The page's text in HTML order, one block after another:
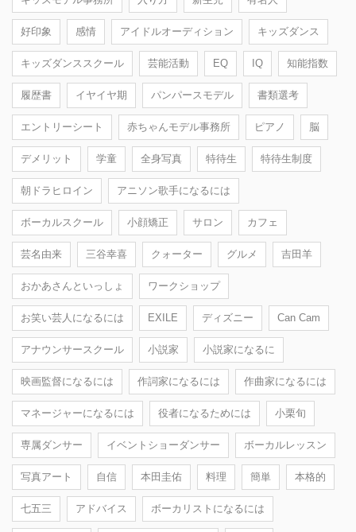
好印象 感情 アイドルオーディション キッズダンス
キッズダンススクール 芸能活動 EQ IQ 知能指数
履歴書 イヤイヤ期 パンパースモデル 書類選考
エントリーシート 赤ちゃんモデル事務所 ピアノ 脳
デメリット 学童 全身写真 特待生 特待生制度
朝ドラヒロイン アニソン歌手になるには
ボーカルスクール 小顔矯正 サロン カフェ
芸名由来 三谷幸喜 クォーター グルメ 吉田羊
おかあさんといっしょ ワークショップ
お笑い芸人になるには EXILE ディズニー Can Cam
アナウンサースクール 小説家 小説家になるに
映画監督になるには 作詞家になるには 作曲家になるには
マネージャーになるには 役者になるためには 小栗旬
専属ダンサー イベントショーダンサー ボーカルレッスン
写真アート 自信 本田圭佑 料理 簡単 本格的
七五三 アドバイス ボーカリストになるには